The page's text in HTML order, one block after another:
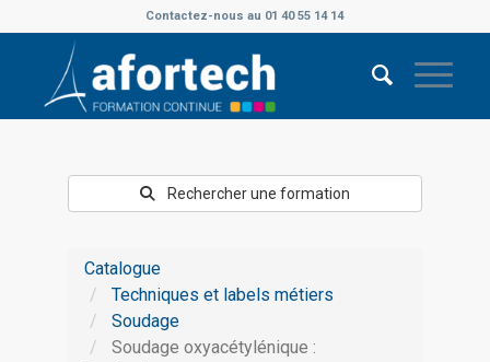
Contactez-nous au 01 40 55 14 14
Rechercher une formation
Catalogue
Techniques et labels métiers
Soudage
Soudage oxyacétylénique :